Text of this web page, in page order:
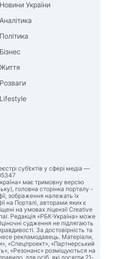
Новини України
Аналітика
Політика
Бізнес
Життя
Розваги
Lifestyle
суб’єктів у сфері медіа —
має тримовну версію
головна сторінка порталу -
зображення належать їх
на Порталі, авторами яких є
на умовах ліцензії Creative
Редакція «РБК-Україна» може
судження не підлягають
За достовірність та
рекламодавець. Матеріали,
«Спецпроект», «Партнерський
«Резонанс» розміщуються на
для осіб, які досягли 21-